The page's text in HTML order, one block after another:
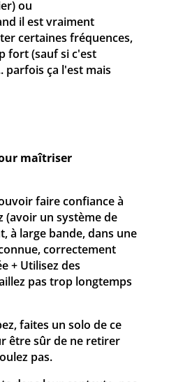
ou
il est vraiment
certaines fréquences,
fort (sauf si c'est
parfois ça l'est mais
maîtriser
faire confiance à
(avoir un système de
à large bande, dans une
correctement
+ Utilisez des
pas trop longtemps
faites un solo de ce
être sûr de ne retirer
pas.